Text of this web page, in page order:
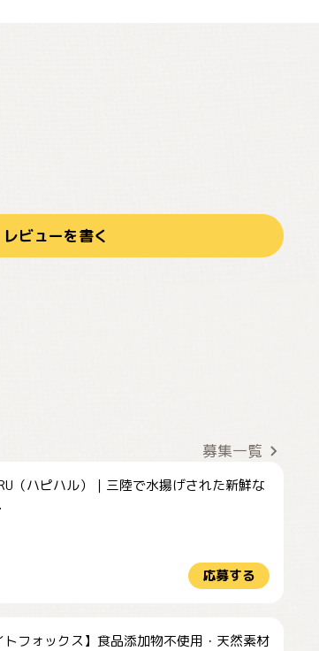
レビューを書く
募集一覧
（ハピハル）｜三陸で水揚げされた新鮮な
応募する
トフォックス】食品添加物不使用・天然素材